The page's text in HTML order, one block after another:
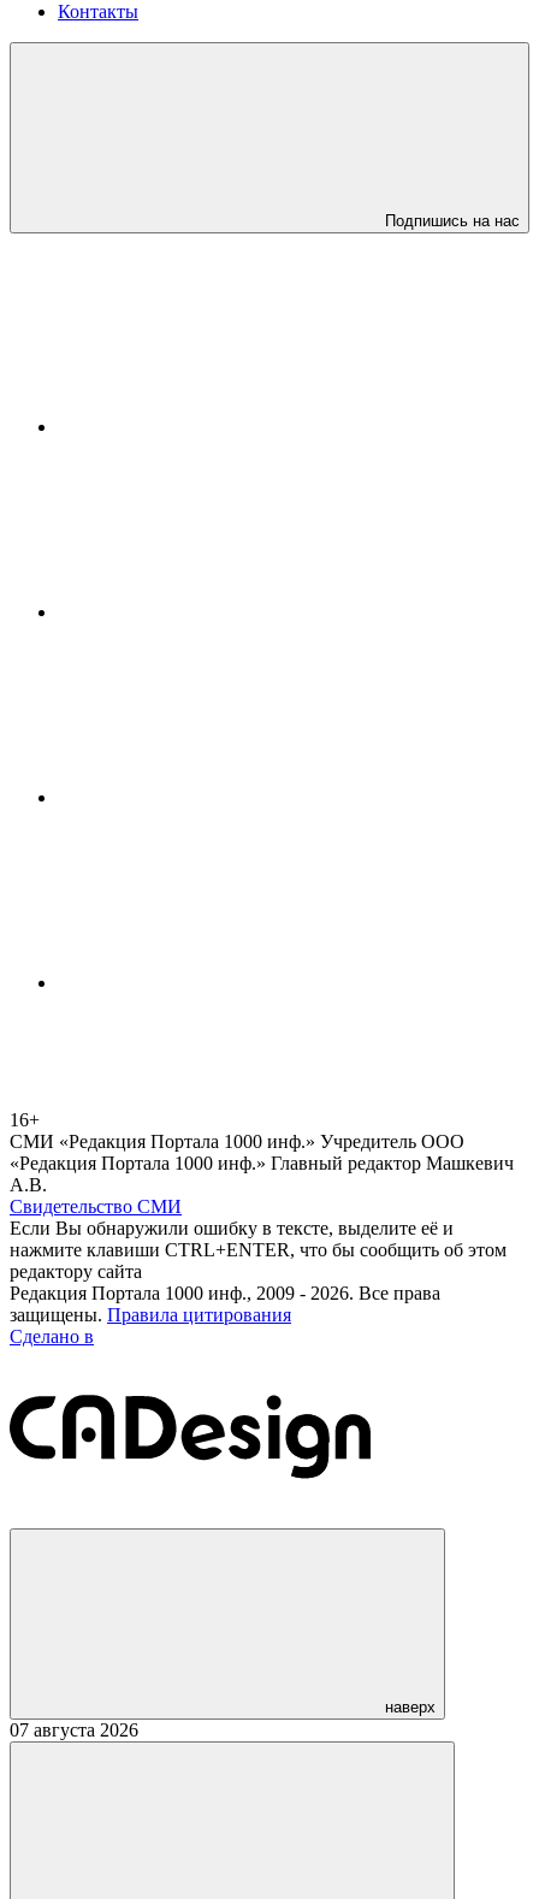
Контакты
Подпишись на нас
16+
СМИ «Редакция Портала 1000 инф.» Учредитель ООО
«Редакция Портала 1000 инф.» Главный редактор Машкевич
А.В.
Свидетельство СМИ
Если Вы обнаружили ошибку в тексте, выделите её и
нажмите клавиши CTRL+ENTER, что бы сообщить об этом
редактору сайта
Редакция Портала 1000 инф., 2009 - 2026. Все права
защищены. Правила цитирования
Сделано в
наверх
07 августа 2026